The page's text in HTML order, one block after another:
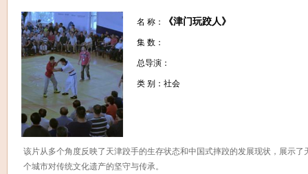
名 称： 《津门玩跤人》
集 数：
总导演：
类 别：社会
该片从多个角度反映了天津跤手的生存状态和中国式摔跤的发展现状，展示了
个城市对传统文化遗产的坚守与传承。